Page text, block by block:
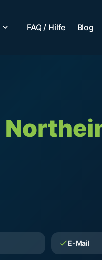
FAQ / Hilfe Blog
E-Mail